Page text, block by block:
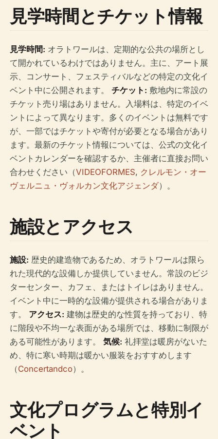
見学時間とチケット情報
見学時間: オラトワールは、定期的な公共の場所とし
て開かれているわけではありません。主に、アート展
示、コンサート、フェスティバルなどの特定の文化イ
ベント中に公開されます。 チケット: 敷地内に常設の
チケット売り場はありません。入場料は、特定のイベ
ントによって異なります。多くのイベントは無料です
が、一部ではチケットや寄付が必要となる場合があり
ます。最新のチケット情報については、公式の文化イ
ベントカレンダーを確認するか、主催者に直接お問い
合わせください（VIDEOFORMES, クレルモン・オー
ヴェルニュ・ヴォルカン文化アジェンダ）。
施設とアクセス
施設: 歴史的建造物であるため、オラトワールは限ら
れた現代的な設備しか提供していません。常設のビジ
ターセンター、カフェ、またはトイレはありません。
イベント中に一時的な設備が提供される場合がありま
す。 アクセス: 建物は歴史的な性質を持っており、特
に階段や不均一な表面がある場所では、移動に制限が
ある可能性があります。 気候: 礼拝堂は暖房がないた
め、特に寒い時期は暖かい服装をおすすめします
（Concertandco）。
文化プログラムと特別イ
ベント